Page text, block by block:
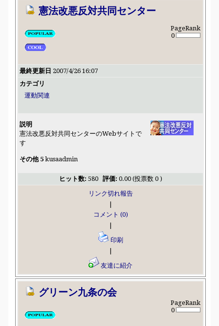
憲法改悪反対共同センター
PageRank
0
最終更新日 2007/4/26 16:07
カテゴリ
運動関連
説明
憲法改悪反対共同センターのWebサイトで
す
その他 5 kusaadmin
ヒット数: 580 評価: 0.00 (投票数 0 )
リンク切れ報告
コメント (0)
印刷
友達に紹介
グリーン九条の会
PageRank
0